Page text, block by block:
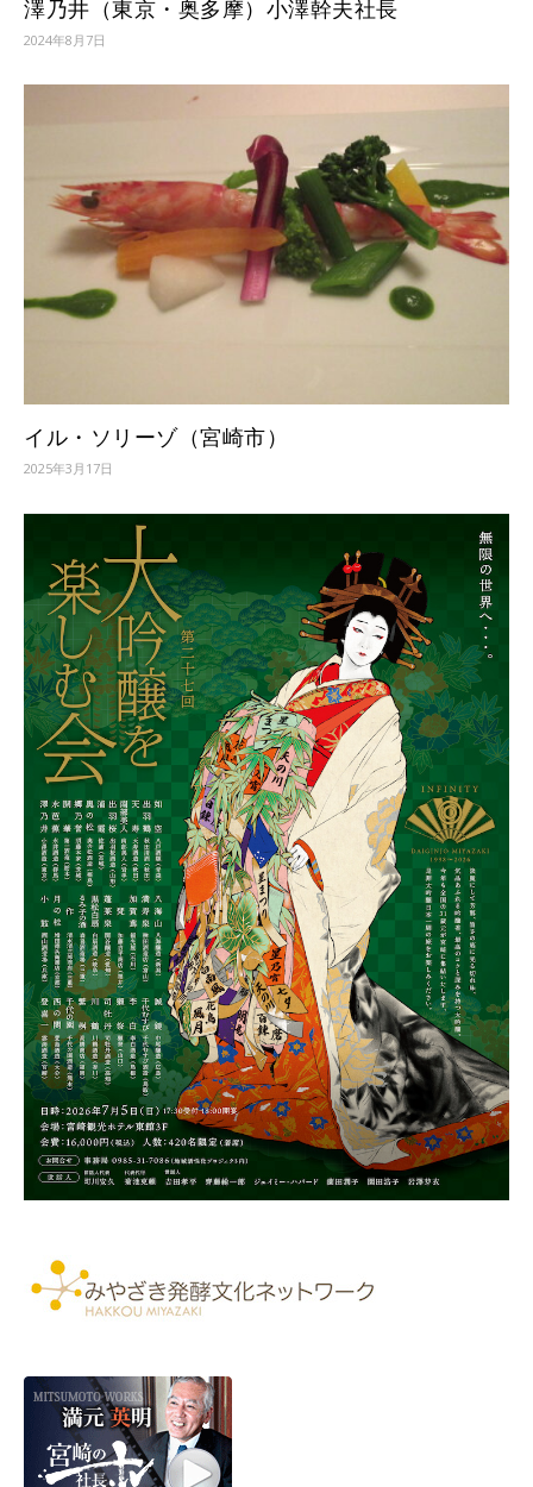
澤乃井（東京・奥多摩）小澤幹夫社長
2024年8月7日
イル・ソリーゾ（宮崎市）
2025年3月17日